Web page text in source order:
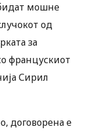
мошне
од
за
францускиот
Сирил
договорена е